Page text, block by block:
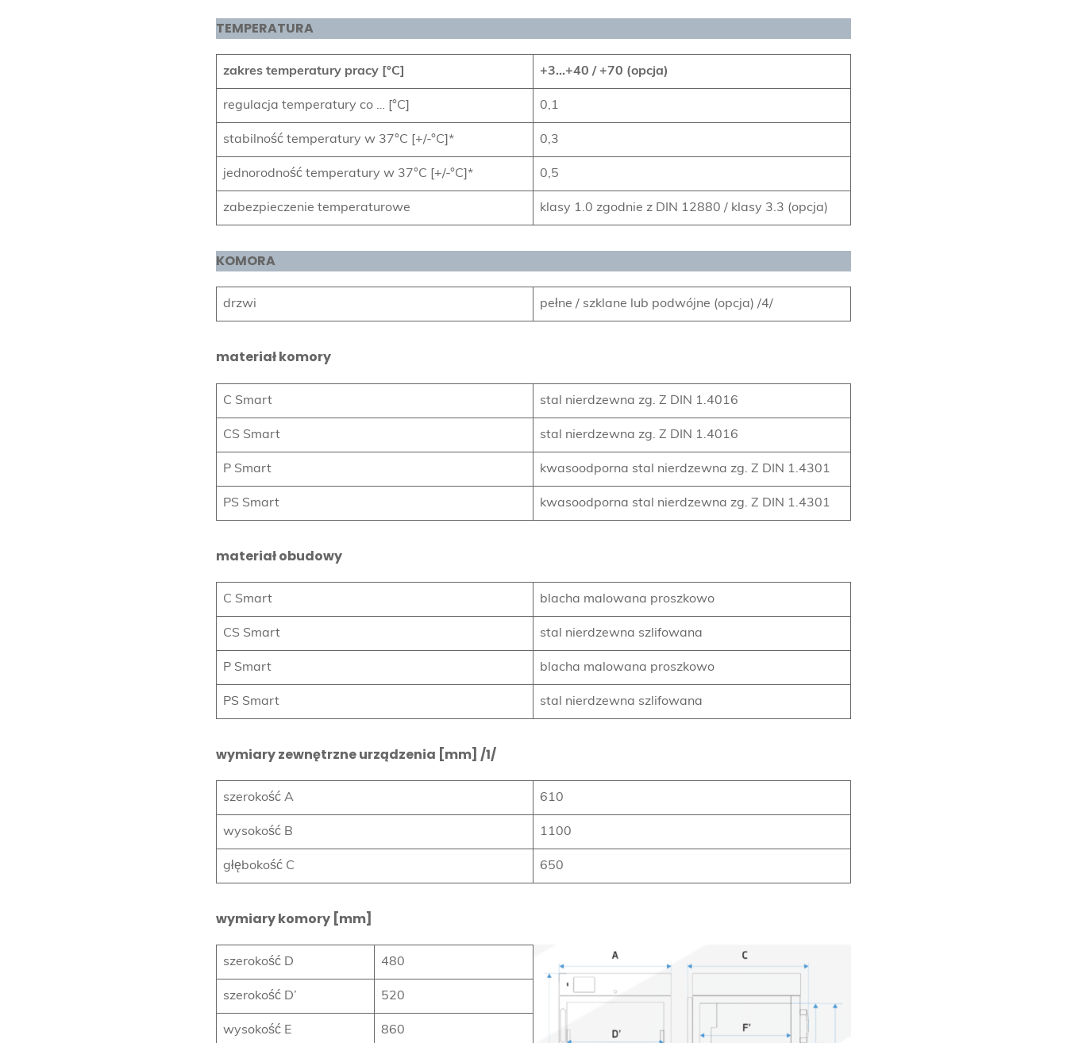
TEMPERATURA
zakres temperatury pracy [°C] +3…+40 / +70 (opcja)
regulacja temperatury co … [°C] 0,1
stabilność temperatury w 37°C [+/-°C]* 0,3
jednorodność temperatury w 37°C [+/-°C]* 0,5
zabezpieczenie temperaturowe klasy 1.0 zgodnie z DIN 12880 / klasy 3.3 (opcja)
KOMORA
drzwi pełne / szklane lub podwójne (opcja) /4/
materiał komory
C Smart stal nierdzewna zg. Z DIN 1.4016
CS Smart stal nierdzewna zg. Z DIN 1.4016
P Smart kwasoodporna stal nierdzewna zg. Z DIN 1.4301
PS Smart kwasoodporna stal nierdzewna zg. Z DIN 1.4301
materiał obudowy
C Smart blacha malowana proszkowo
CS Smart stal nierdzewna szlifowana
P Smart blacha malowana proszkowo
PS Smart stal nierdzewna szlifowana
wymiary zewnętrzne urządzenia [mm] /1/
szerokość A 610
wysokość B 1100
głębokość C 650
wymiary komory [mm]
szerokość D 480
szerokość D’ 520
wysokość E 860